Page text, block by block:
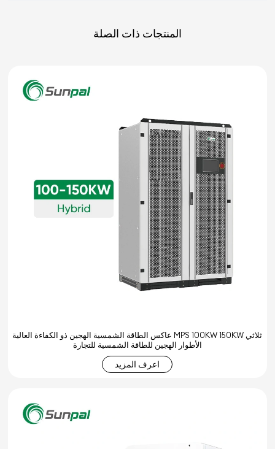
المنتجات ذات الصلة
عاكس الطاقة الشمسية الهجين ذو الكفاءة العالية MPS 100KW 150KW ثلاثي
الأطوار الهجين للطاقة الشمسية للتجارة
اعرف المزيد